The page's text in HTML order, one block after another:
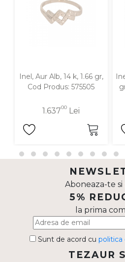
Inel, Aur Alb, 14 k, 1.66 gr,
Cod Produs: 575505
1.63700 Lei
Aboneaza-te si
5%
la prima
Sunt de acord cu politica
TEZAUR